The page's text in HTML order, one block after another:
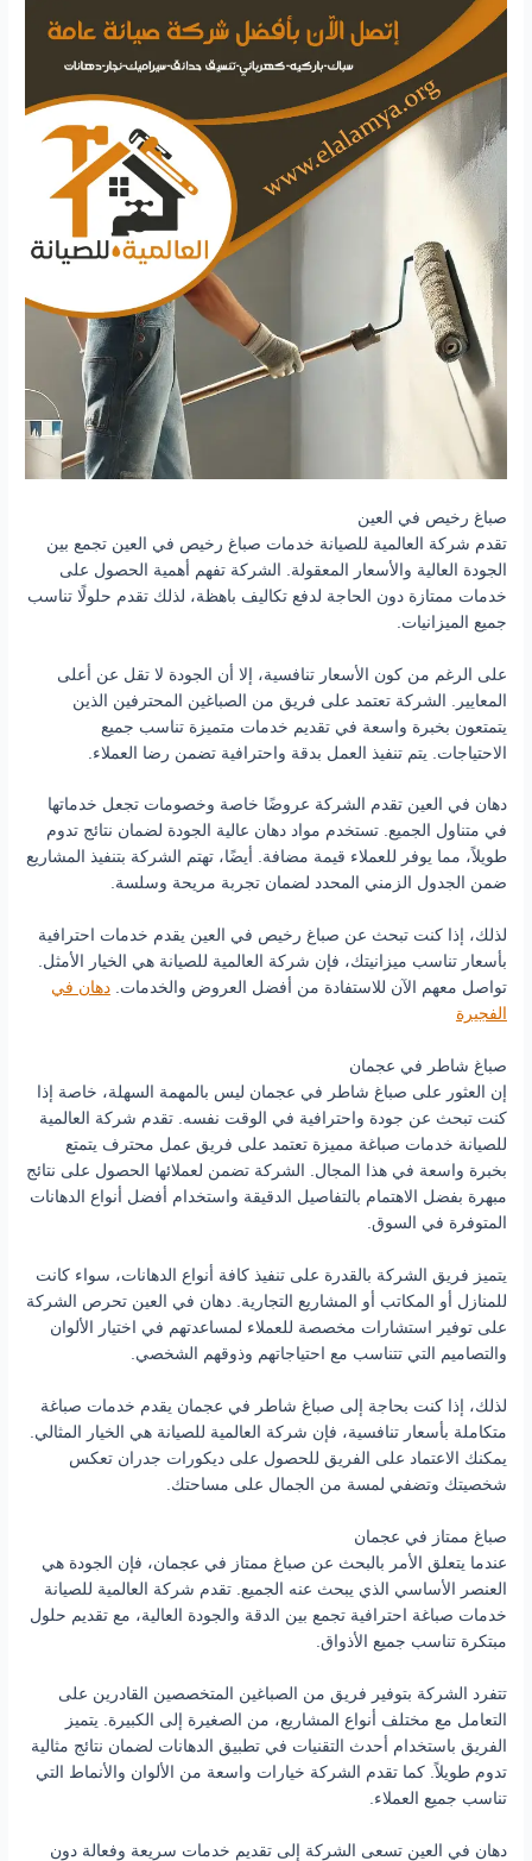
صباغ رخيص في العين
تقدم شركة العالمية للصيانة خدمات صباغ رخيص في العين تجمع بين
الجودة العالية والأسعار المعقولة. الشركة تفهم أهمية الحصول على
خدمات ممتازة دون الحاجة لدفع تكاليف باهظة، لذلك تقدم حلولًا تناسب
جميع الميزانيات.
على الرغم من كون الأسعار تنافسية، إلا أن الجودة لا تقل عن أعلى
المعايير. الشركة تعتمد على فريق من الصباغين المحترفين الذين
يتمتعون بخبرة واسعة في تقديم خدمات متميزة تناسب جميع
الاحتياجات. يتم تنفيذ العمل بدقة واحترافية تضمن رضا العملاء.
دهان في العين تقدم الشركة عروضًا خاصة وخصومات تجعل خدماتها
في متناول الجميع. تستخدم مواد دهان عالية الجودة لضمان نتائج تدوم
طويلاً، مما يوفر للعملاء قيمة مضافة. أيضًا، تهتم الشركة بتنفيذ المشاريع
ضمن الجدول الزمني المحدد لضمان تجربة مريحة وسلسة.
لذلك، إذا كنت تبحث عن صباغ رخيص في العين يقدم خدمات احترافية
بأسعار تناسب ميزانيتك، فإن شركة العالمية للصيانة هي الخيار الأمثل.
تواصل معهم الآن للاستفادة من أفضل العروض والخدمات. دهان في
الفجيرة
صباغ شاطر في عجمان
إن العثور على صباغ شاطر في عجمان ليس بالمهمة السهلة، خاصة إذا
كنت تبحث عن جودة واحترافية في الوقت نفسه. تقدم شركة العالمية
للصيانة خدمات صباغة مميزة تعتمد على فريق عمل محترف يتمتع
بخبرة واسعة في هذا المجال. الشركة تضمن لعملائها الحصول على نتائج
مبهرة بفضل الاهتمام بالتفاصيل الدقيقة واستخدام أفضل أنواع الدهانات
المتوفرة في السوق.
يتميز فريق الشركة بالقدرة على تنفيذ كافة أنواع الدهانات، سواء كانت
للمنازل أو المكاتب أو المشاريع التجارية. دهان في العين تحرص الشركة
على توفير استشارات مخصصة للعملاء لمساعدتهم في اختيار الألوان
والتصاميم التي تتناسب مع احتياجاتهم وذوقهم الشخصي.
لذلك، إذا كنت بحاجة إلى صباغ شاطر في عجمان يقدم خدمات صباغة
متكاملة بأسعار تنافسية، فإن شركة العالمية للصيانة هي الخيار المثالي.
يمكنك الاعتماد على الفريق للحصول على ديكورات جدران تعكس
شخصيتك وتضفي لمسة من الجمال على مساحتك.
صباغ ممتاز في عجمان
عندما يتعلق الأمر بالبحث عن صباغ ممتاز في عجمان، فإن الجودة هي
العنصر الأساسي الذي يبحث عنه الجميع. تقدم شركة العالمية للصيانة
خدمات صباغة احترافية تجمع بين الدقة والجودة العالية، مع تقديم حلول
مبتكرة تناسب جميع الأذواق.
تتفرد الشركة بتوفير فريق من الصباغين المتخصصين القادرين على
التعامل مع مختلف أنواع المشاريع، من الصغيرة إلى الكبيرة. يتميز
الفريق باستخدام أحدث التقنيات في تطبيق الدهانات لضمان نتائج مثالية
تدوم طويلاً. كما تقدم الشركة خيارات واسعة من الألوان والأنماط التي
تناسب جميع العملاء.
دهان في العين تسعى الشركة إلى تقديم خدمات سريعة وفعالة دون